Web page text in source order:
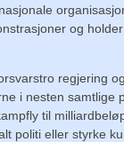
og
regjering
i nesten samtlige
til
politi eller styrke